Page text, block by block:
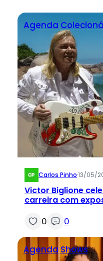
Agenda
Carlos Pinho·13/05/
Victor Biglione
carreira com
0 0
Agenda Shows